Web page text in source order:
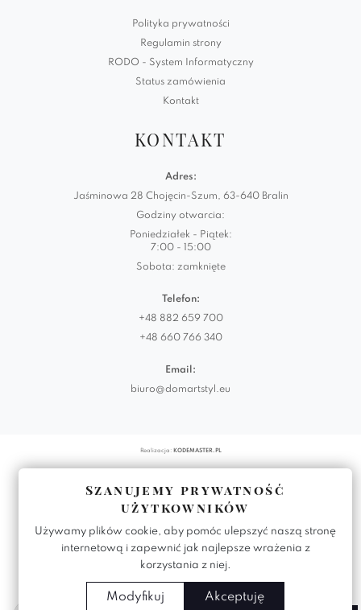
Polityka prywatności
Regulamin strony
RODO - System Informatyczny
Status zamówienia
Kontakt
KONTAKT
Adres:
Jaśminowa 28 Chojęcin-Szum, 63-640 Bralin
Godziny otwarcia:
Poniedziałek - Piątek:
7:00 - 15:00
Sobota: zamknięte
Telefon:
+48 882 659 700
+48 660 766 340
Email:
biuro@domartstyl.eu
Realizacja: KODEMASTER.PL
Szanujemy prywatność
użytkowników
Używamy plików cookie, aby pomóc ulepszyć naszą stronę
internetową i zapewnić jak najlepsze wrażenia z
korzystania z niej.
Modyfikuj Akceptuję